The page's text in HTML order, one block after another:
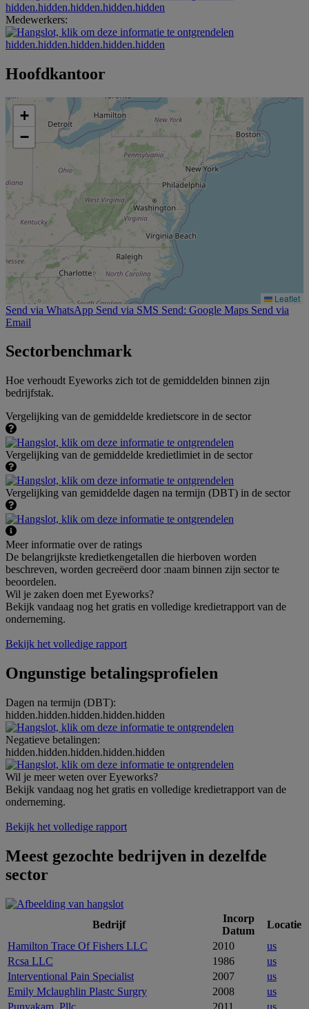
hidden.hidden.hidden.hidden.hidden
Medewerkers:
hidden.hidden.hidden.hidden.hidden
Hoofdkantoor
+
−
Leaflet
Send via WhatsApp Send via SMS Send: Google Maps Send via
Email
Sectorbenchmark
Hoe verhoudt Eyeworks zich tot de gemiddelden binnen zijn
bedrijfstak.
Vergelijking van de gemiddelde kredietscore in de sector
Vergelijking van de gemiddelde kredietlimiet in de sector
Vergelijking van gemiddelde dagen na termijn (DBT) in de sector
Meer informatie over de ratings
De belangrijkste kredietkengetallen die hierboven worden
beschreven, worden gecreëerd door :naam binnen zijn sector te
beoordelen.
Wil je zaken doen met Eyeworks?
Bekijk vandaag nog het gratis en volledige kredietrapport van de
onderneming.
Bekijk het volledige rapport
Ongunstige betalingsprofielen
Dagen na termijn (DBT):
hidden.hidden.hidden.hidden.hidden
Negatieve betalingen:
hidden.hidden.hidden.hidden.hidden
Wil je meer weten over Eyeworks?
Bekijk vandaag nog het gratis en volledige kredietrapport van de
onderneming.
Bekijk het volledige rapport
Meest gezochte bedrijven in dezelfde
sector
Bedrijf
Incorp
Datum
Locatie
Hamilton Trace Of Fishers LLC
2010
us
Rcsa LLC
1986
us
Interventional Pain Specialist
2007
us
Emily Mclaughlin Plastc Surgry
2008
us
Punyakam, Pllc
2011 us